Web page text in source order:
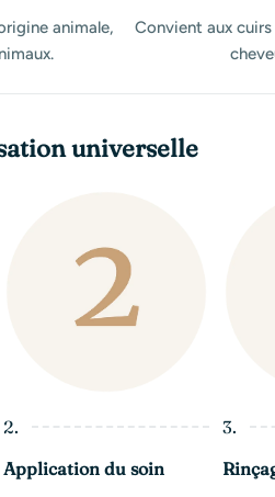
animale,
Convient aux
universelle
2.
Application du soin
3.